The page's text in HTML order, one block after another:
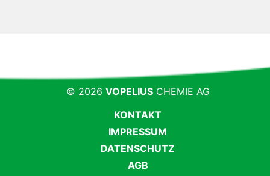
© 2026 VOPELIUSCHEMIE AG
KONTAKT
IMPRESSUM
DATENSCHUTZ
AGB